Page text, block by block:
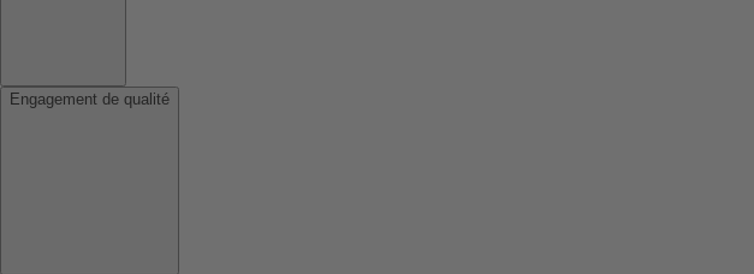
Engagement de qualité